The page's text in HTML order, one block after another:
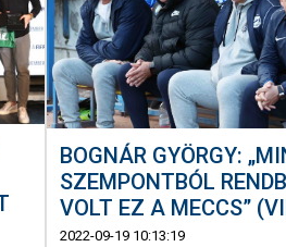
BOGNÁR GYÖRGY:
SZEMPONTBÓL
VOLT EZ A MECCS”
2022-09-19 10:13:19